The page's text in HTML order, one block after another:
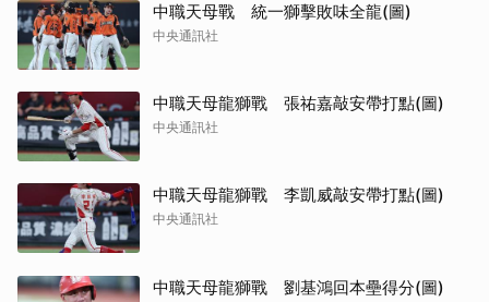
中職天母戰 統一獅擊敗味全龍(圖)
中央通訊社
中職天母龍獅戰 張祐嘉敲安帶打點(圖)
中央通訊社
中職天母龍獅戰 李凱威敲安帶打點(圖)
中央通訊社
中職天母龍獅戰 劉基鴻回本壘得分(圖)